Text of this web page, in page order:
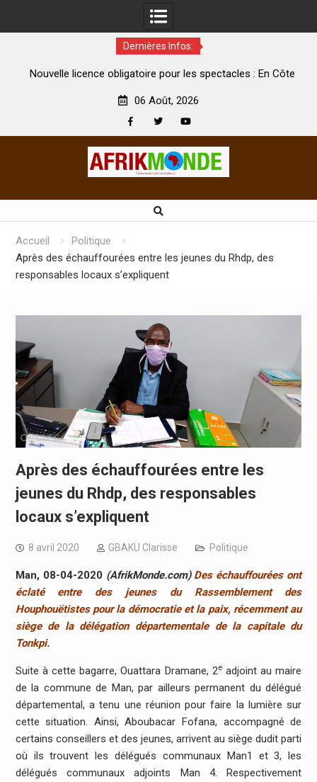
Dernières Infos:
Nouvelle licence obligatoire pour les spectacles : En Côte
06 Août, 2026
Accueil
Politique
Après des échauffourées entre les jeunes du Rhdp, des
responsables locaux s’expliquent
Après des échauffourées entre les
jeunes du Rhdp, des responsables
locaux s’expliquent
8 avril 2020 GBAKU Clarisse Politique
Man, 08-04-2020 (AfrikMonde.com) Des échauffourées ont
éclaté entre des jeunes du Rassemblement des
Houphouëtistes pour la démocratie et la paix, récemment au
siège de la délégation départementale de la capitale du
Tonkpi.
Suite à cette bagarre, Ouattara Dramane, 2eadjoint au maire
de la commune de Man, par ailleurs permanent du délégué
départemental, a tenu une réunion pour faire la lumière sur
cette situation. Ainsi, Aboubacar Fofana, accompagné de
certains conseillers et des jeunes, arrivent au siège dudit parti
où ils trouvent les délégués communaux Man1 et 3, les
délégués communaux adjoints Man 4. Respectivement